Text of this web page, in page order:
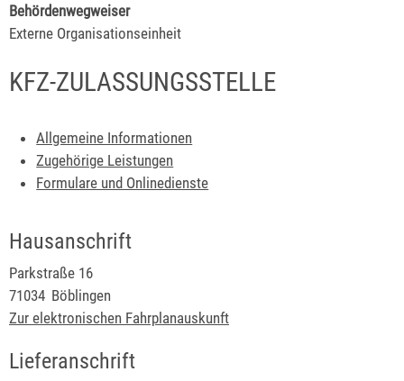
Behördenwegweiser
Externe Organisationseinheit
KFZ-ZULASSUNGSSTELLE
Allgemeine Informationen
Zugehörige Leistungen
Formulare und Onlinedienste
Hausanschrift
Parkstraße 16
71034 Böblingen
Zur elektronischen Fahrplanauskunft
Lieferanschrift